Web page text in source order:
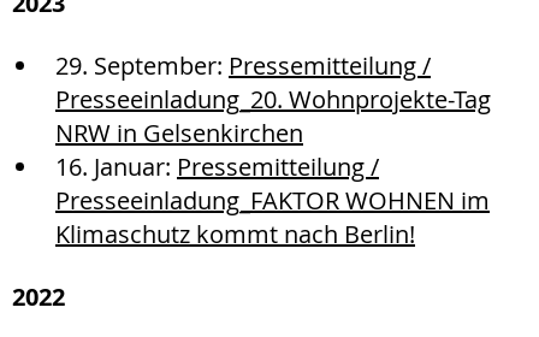
29. September: Pressemitteilung /
Presseeinladung_20. Wohnprojekte-Tag
NRW in Gelsenkirchen
16. Januar: Pressemitteilung /
Presseeinladung_FAKTOR WOHNEN im
Klimaschutz kommt nach Berlin!
2022